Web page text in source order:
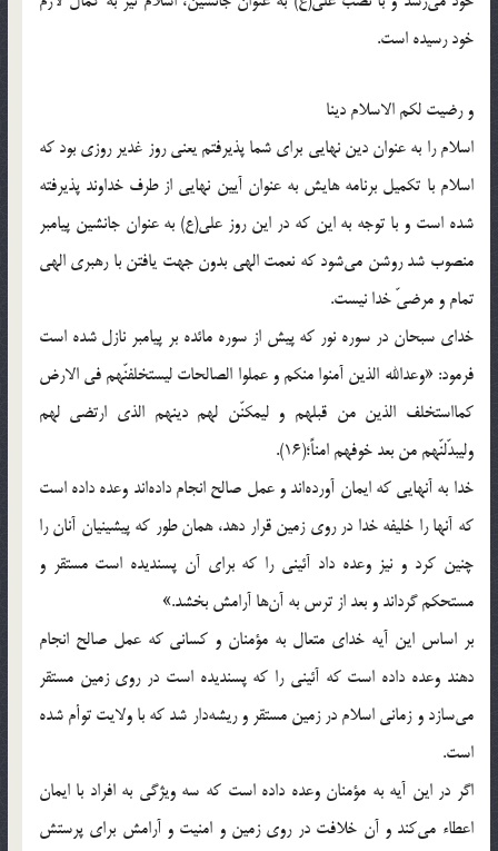
خود رسيده است.
و رضيت لكم الاسلام دينا
اسلام را به عنوان دين نهايى براى شما پذيرفتم يعنى روز غدير روزى بود كه
اسلام با تكميل برنامه هايش به عنوان آيين نهايى از طرف خداوند پذيرفته
شده است و با توجه به اين كه در اين روز على(ع) به عنوان جانشين پيامبر
منصوب شد روشن مى‌شود كه نعمت الهى بدون جهت يافتن با رهبرى الهى
تمام و مرضىّ خدا نيست.
خداى سبحان در سوره نور كه پيش از سوره مائده بر پيامبر نازل شده است
فرمود: «وعدالله الذين آمنوا منكم و عملوا الصالحات ليستخلفنّهم فى الارض
كمااستخلف الذين من قبلهم و ليمكنّن لهم دينهم الذى ارتضى لهم
وليبدّلنّهم من بعد خوفهم امناً؛(16).
خدا به آنهايى كه ايمان آورده‌اند و عمل صالح انجام داده‌اند وعده داده است
كه آنها را خليفه خدا در روى زمين قرار دهد، همان طور كه پيشينيان آنان را
چنين كرد و نيز وعده داد آئينى را كه براى آن پسنديده است مستقر و
مستحكم گرداند و بعد از ترس به آن‌ها آرامش بخشد.»
بر اساس اين آيه خداى متعال به مؤمنان و كسانى كه عمل صالح انجام
دهند وعده داده است كه آئينى را كه پسنديده است در روى زمين مستقر
مى‌سازد و زمانى اسلام در زمين مستقر و ريشه‌دار شد كه با ولايت توأم شده
است.
اگر در اين آيه به مؤمنان وعده داده است كه سه ويژگى به افراد با ايمان
اعطاء مى‌كند و آن خلافت در روى زمين و امنيت و آرامش براى پرستش